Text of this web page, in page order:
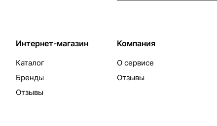
Интернет-магазин
Каталог
Бренды
Отзывы
Компания
О сервисе
Отзывы